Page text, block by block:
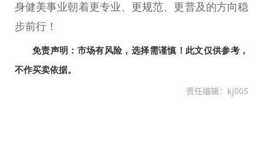
身健美事业朝着更专业、更规范、更普及的方向稳
步前行！
免责声明：市场有风险，选择需谨慎！此文仅供参考，
不作买卖依据。
责任编辑：kj005